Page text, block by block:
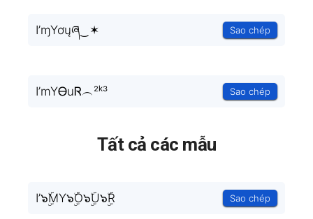
I’ɱYơųཞ‿✶ Sao chép
I’mYᎾuᏒ︵²ᵏ³ Sao chép
Tất cả các mẫu
I’๖ۣۜMY๖ۣۜO๖ۣۜU๖ۣۜR Sao chép